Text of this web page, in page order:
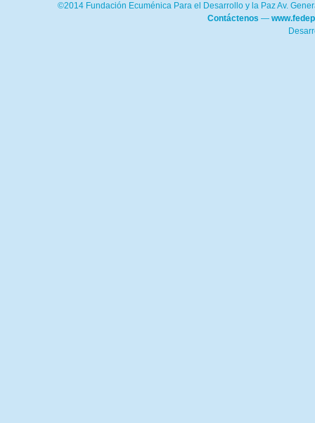
©2014 Fundación Ecuménica Para el Desarrollo y la Paz Av.
Contáctenos —